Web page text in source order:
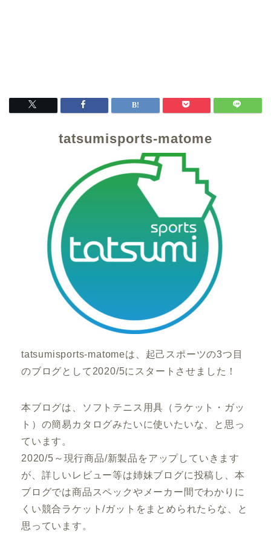
tatsumisports-matome
tatsumisports-matomeは、起己スポーツの3つ目
のブログとして2020/5にスタートさせました！
本ブログは、ソフトテニス用具（ラケット・ガッ
ト）の簡易カタログみたいに使いたいな、と思っ
ています。
2020/5～現行商品/新製品をアップしていきます
が、詳しいレビュー等は姉妹ブログに投稿し、本
ブログでは商品スペックやメーカー間でわかりに
くい競合ラケット/ガットをまとめられたらな、と
思っています。